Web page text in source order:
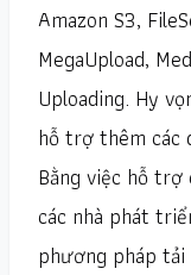
Amazon S3,
MegaUpload,
Uploading. Hy
hỗ trợ thêm các
Bằng việc hỗ trợ
các nhà phát
phương pháp tải